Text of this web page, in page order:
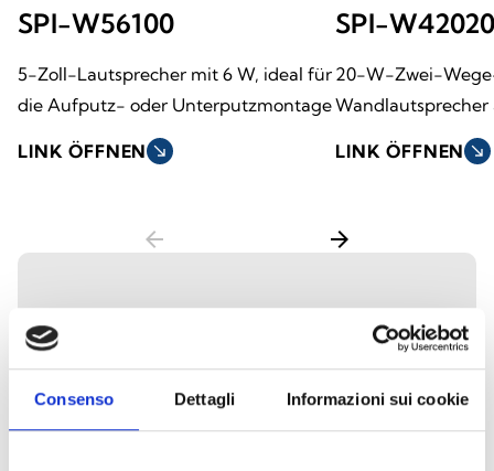
Consenso Dettagli Informazioni sui cookie
SPI-W56100
5-Zoll-Lautsprecher mit 6 W, ideal für
die Aufputz- oder Unterputzmontage
LINK ÖFFNEN south_east
SPI-
20-W-Zwei-
Wandlautsprecher
LINK ÖFFNEN south_east
arrow_back arrow_forward